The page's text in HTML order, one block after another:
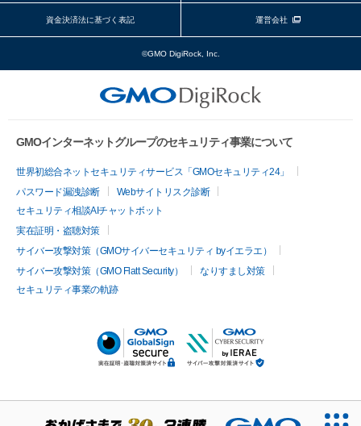
資金決済法に基づく表記 運営会社
©GMO DigiRock, Inc.
GMOインターネットグループのセキュリティ事業について
世界初総合ネットセキュリティサービス「GMOセキュリティ24」
パスワード漏洩診断
Webサイトリスク診断
セキュリティ相談AIチャットボット
実在証明・盗聴対策
サイバー攻撃対策（GMOサイバーセキュリティ byイエラエ）
サイバー攻撃対策（GMO Flatt Security）
なりすまし対策
セキュリティ事業の軌跡